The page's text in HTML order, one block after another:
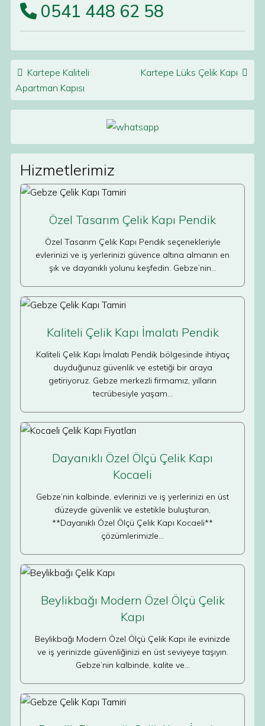
0541 448 62 58
Post navigation
Kartepe Kaliteli
Apartman Kapısı
Kartepe Lüks Çelik Kapı
Hizmetlerimiz
Özel Tasarım Çelik Kapı Pendik
Özel Tasarım Çelik Kapı Pendik seçenekleriyle
evlerinizi ve iş yerlerinizi güvence altına almanın en
şık ve dayanıklı yolunu keşfedin. Gebze’nin…
Kaliteli Çelik Kapı İmalatı Pendik
Kaliteli Çelik Kapı İmalatı Pendik bölgesinde ihtiyaç
duyduğunuz güvenlik ve estetiği bir araya
getiriyoruz. Gebze merkezli firmamız, yılların
tecrübesiyle yaşam…
Dayanıklı Özel Ölçü Çelik Kapı
Kocaeli
Gebze’nin kalbinde, evlerinizi ve iş yerlerinizi en üst
düzeyde güvenlik ve estetikle buluşturan,
**Dayanıklı Özel Ölçü Çelik Kapı Kocaeli**
çözümlerimizle…
Beylikbağı Modern Özel Ölçü Çelik
Kapı
Beylikbağı Modern Özel Ölçü Çelik Kapı ile evinizde
ve iş yerinizde güvenliğinizi en üst seviyeye taşıyın.
Gebze’nin kalbinde, kalite ve…